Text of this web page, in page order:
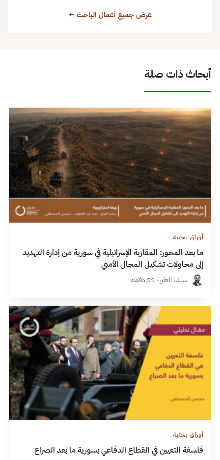
عرض جميع أعمال الباحث ←
أبحاث ذات صلة
أوراق بحثية
ما بعد المحور: المقاربة الإسرائيلية في سورية من إدارة التهديد
إلى محاولات تشكيل المجال الأمني
ساشا العلو · 51 دقيقة
أوراق بحثية
فلسفة التعيين في القطاع الدفاعي بسورية ما بعد الصراع